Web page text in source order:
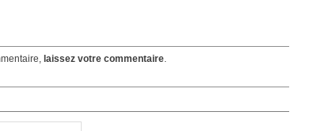
laissez votre commentaire